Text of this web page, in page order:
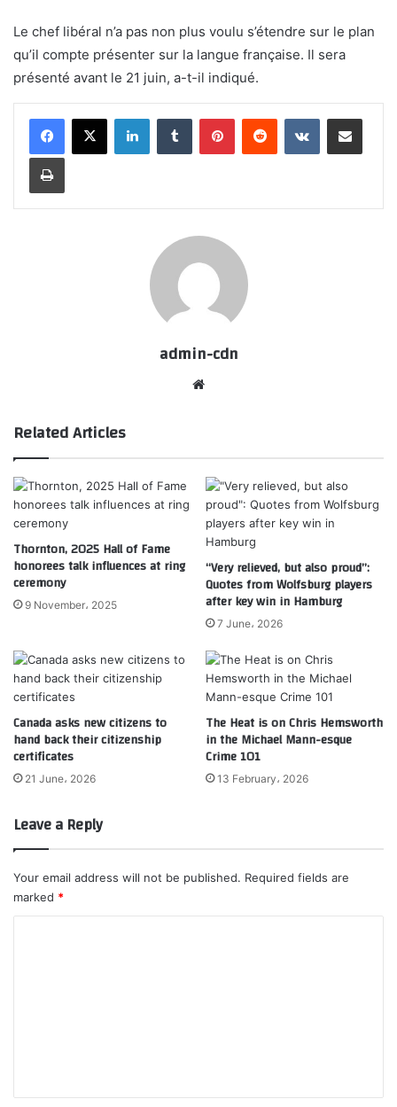
Le chef libéral n’a pas non plus voulu s’étendre sur le plan
qu’il compte présenter sur la langue française. Il sera
présenté avant le 21 juin, a-t-il indiqué.
LinkedInTumblr PinterestReddit VKontakteShare via Email
Print
admin-cdn
Related Articles
Thornton, 2025 Hall of Fame
honorees talk influences at ring
ceremony
9 November، 2025
“Very relieved, but also proud”:
Quotes from Wolfsburg players
after key win in Hamburg
7 June، 2026
Canada asks new citizens to
hand back their citizenship
certificates
21 June، 2026
The Heat is on Chris Hemsworth
in the Michael Mann-esque
Crime 101
13 February، 2026
Leave a Reply
Your email address will not be published. Required fields are
marked *